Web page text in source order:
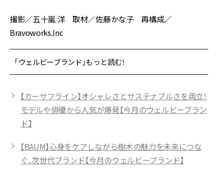
撮影／五十嵐 洋 取材／佐藤かな子 再構成／
Bravoworks.Inc
「ウェルビーブランド」もっと読む！
【カーサフライン】オシャレさとサステナブルさを両立！
モデルや俳優から人気が爆発【今月のウェルビーブラン
ド】
【BAUM】心身をケアしながら樹木の魅力を未来につな
ぐ、次世代ブランド【今月のウェルビーブランド】